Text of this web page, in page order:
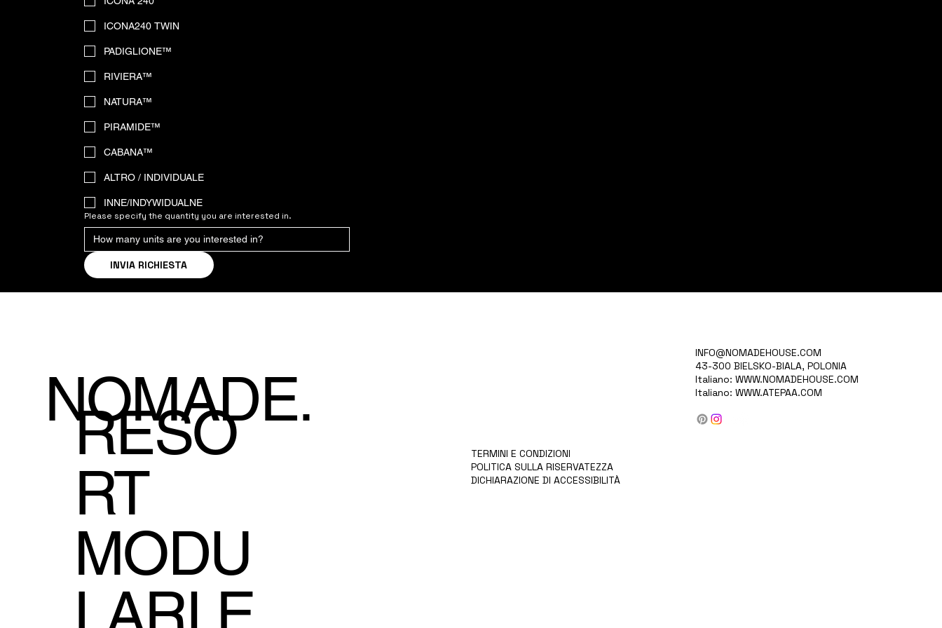
ICONA240 TWIN
PADIGLIONE™
RIVIERA™
NATURA™
PIRAMIDE™
CABANA™
ALTRO / INDIVIDUALE
INNE/INDYWIDUALNE
Please specify the quantity you are interested in.
INVIA RICHIESTA
NOMADE.
RESO
RT
MODU
LARI E
TERMINI E CONDIZIONI
POLITICA SULLA RISERVATEZZA
DICHIARAZIONE DI ACCESSIBILITÀ
INFO@NOMADEHOUSE.COM
43-300 BIELSKO-BIALA, POLONIA
Italiano:WWW.NOMADEHOUSE.COM
Italiano:WWW.ATEPAA.COM